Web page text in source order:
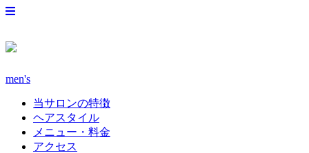
men's
当サロンの特徴
ヘアスタイル
メニュー・料金
アクセス